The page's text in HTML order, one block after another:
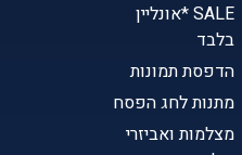
SALE *אונליין
בלבד
הדפסת תמונות
מתנות לחג הפסח
מצלמות ואביזרי